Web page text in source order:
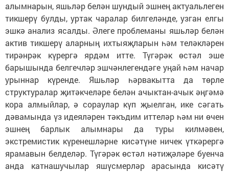
алымнарын, яшьләр белән шундый эшнең актуальлеген
тикшерү булды, уртак чаралар билгеләнде, узган елгы
эшкә анализ ясалды. Әлеге проблеманы яшьләр белән
актив тикшерү аларның ихтыяҗларын һәм теләкләрен
тирәнрәк күрергә ярдәм итте. Түгәрәк өстәл эше
барышында белгечләр эшчәнлегендәге уңай һәм начар
урыннар күренде. Яшьләр һәрвакытта да төрле
структуралар җитәкчеләре белән ачыктан-ачык әңгәмә
кора алмыйлар, ә сораулар күп җыелган, ике сәгать
дәвамында үз идеяләрен тәкъдим иттеләр һәм ни өчен
эшнең барлык алымнары да туры килмәвен,
экстремис­тик күренешләрне кисәтүне ничек үткәрергә
ярамавын белделәр. Түгәрәк өстәл нәтиҗәләре буенча
анда катнашучылар яшүсмерләр арасында кисәтү